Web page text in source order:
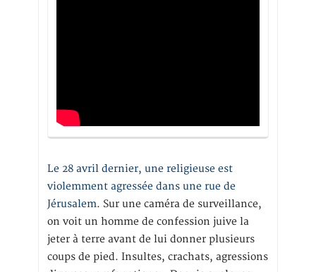
Le 28 avril dernier, une religieuse est
violemment agressée dans une rue de
Jérusalem. Sur une caméra de surveillance,
on voit un homme de confession juive la
jeter à terre avant de lui donner plusieurs
coups de pied. Insultes, crachats, agressions